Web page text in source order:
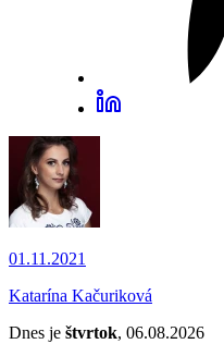
01.11.2021
Katarína Kačuriková
Dnes je štvrtok, 06.08.2026